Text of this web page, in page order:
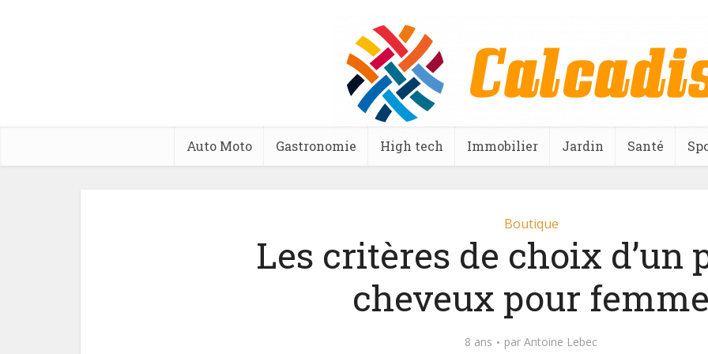
Auto Moto Gastronomie High tech Immobilier Jardin Santé
Boutique
Les critères de choix d’un
cheveux pour
8 ans par Antoine Lebec